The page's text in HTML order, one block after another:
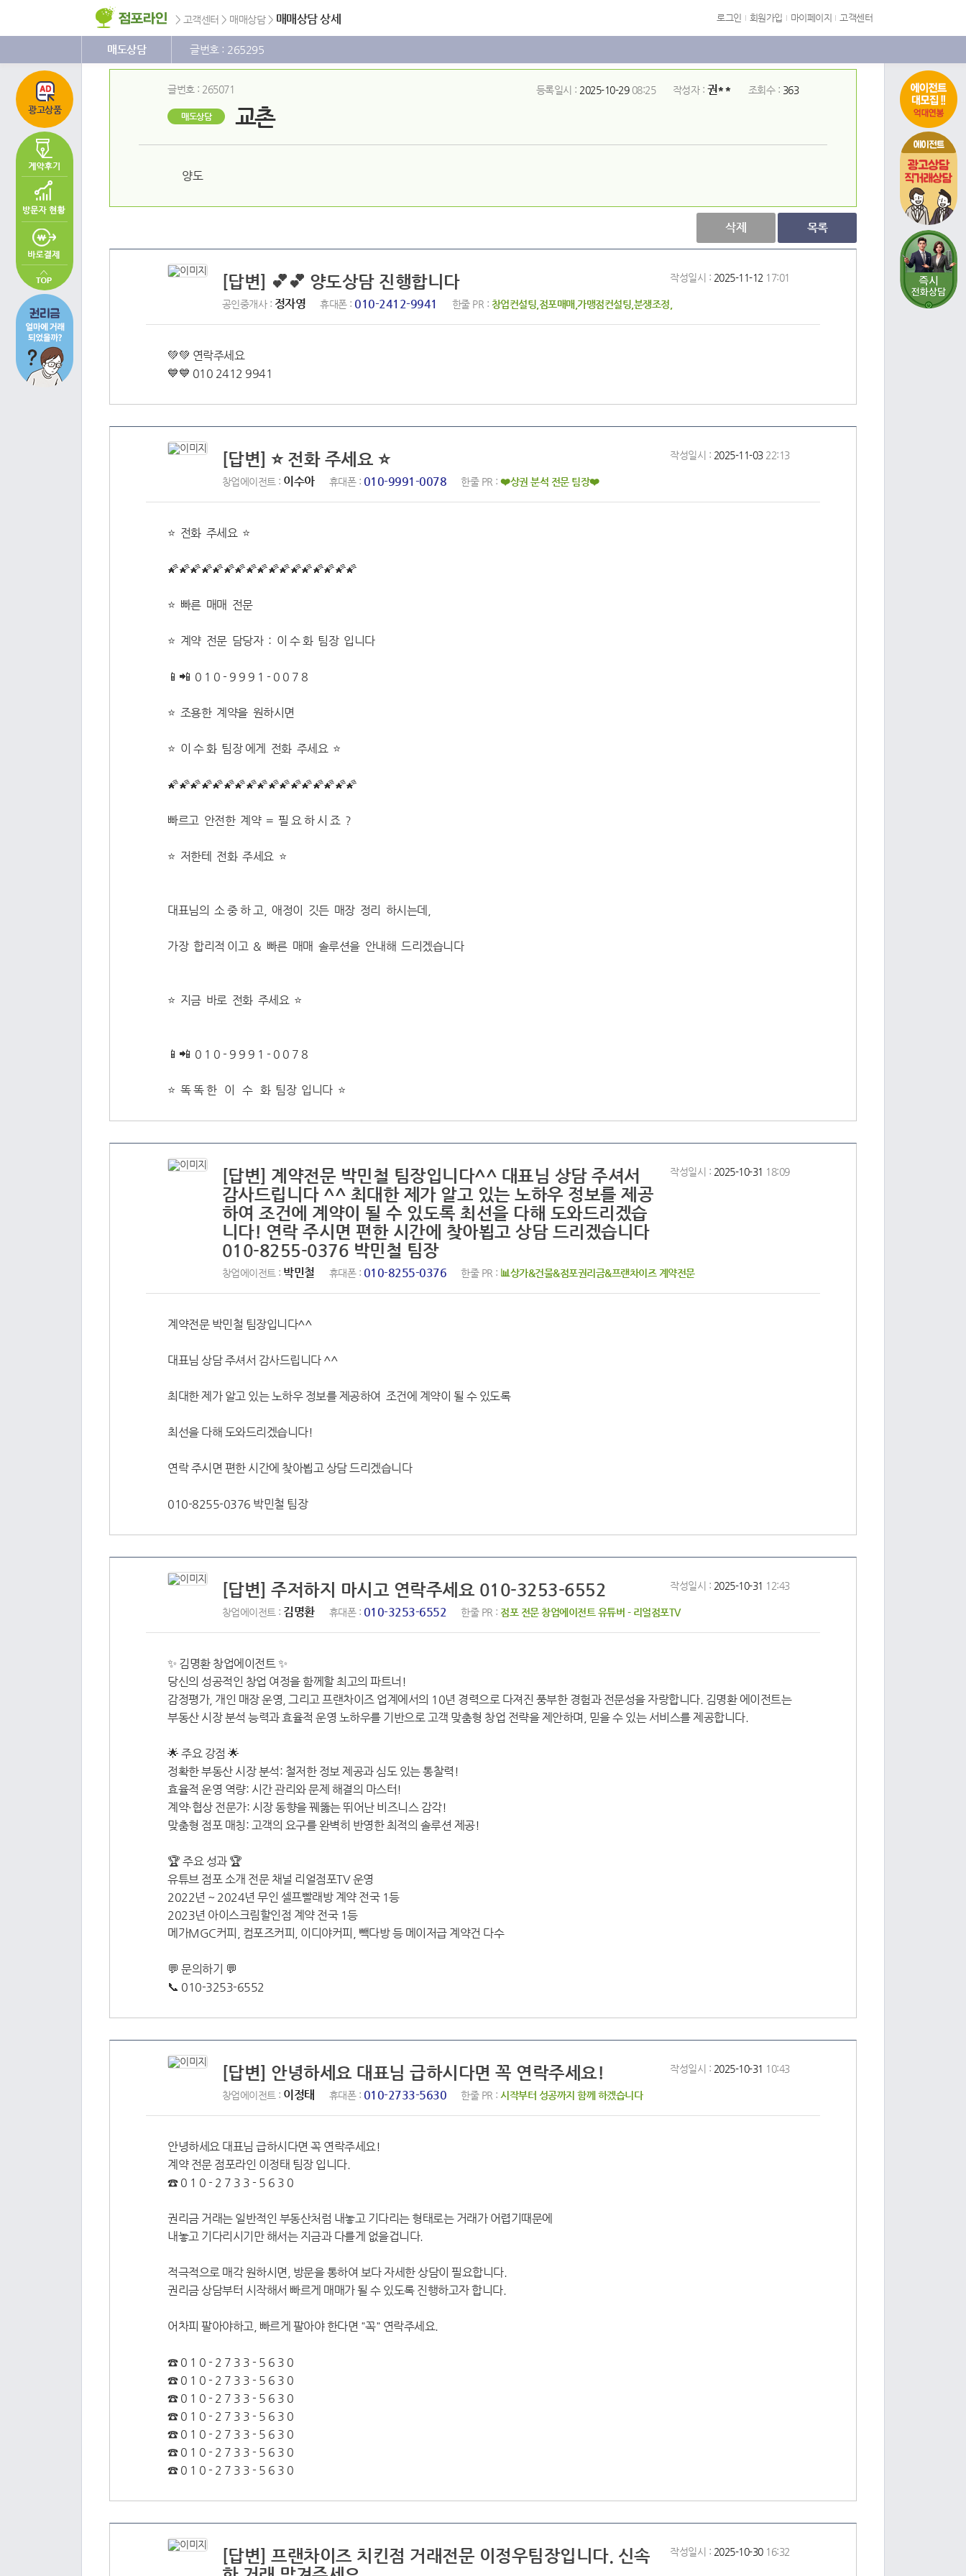
바
기
로
뉴
가
> 고객센터 > 매매상담 > 매매상담 상세 로그인 회원가입 마이페이지 고객센터
매도상담 글번호 : 265295
광고상품
에이전트
글번호 : 265071 등록일시 : 2025-10-2908:25 작성자 : 권** 조회수 : 363
매도상담 교촌
양도
삭제 목록
[답변] 💕💕 양도상담 진행합니다 작성일시 : 2025-11-12 17:01
공인중개사 : 정자영 휴대폰 : 010-2412-9941 한줄 PR : 창업컨설팅,점포매매,가맹점컨설팅,분쟁조정,
💚💚 연락주세요
💙💙 010 2412 9941
[답변] ⭐️ 전화 주세요 ⭐️ 작성일시 : 2025-11-0322:13
창업에이전트 : 이수아 휴대폰 : 010-9991-0078 한줄 PR : ❤️상권 분석 전문 팀장❤️
⭐️ 전화 주세요 ⭐️
🌠🌠🌠🌠🌠🌠🌠🌠🌠🌠🌠🌠🌠🌠🌠🌠🌠
⭐ 빠른 매매 전문
⭐ 계약 전문 담당자 : 이 수 화 팀장 입니다
📱📲 0 1 0 - 9 9 9 1 - 0 0 7 8
⭐ 조용한 계약을 원하시면
⭐️ 이 수 화 팀장 에게 전화 주세요 ⭐️
🌠🌠🌠🌠🌠🌠🌠🌠🌠🌠🌠🌠🌠🌠🌠🌠🌠
빠르고 안전한 계약 = 필 요 하 시 죠 ?
⭐️ 저한테 전화 주세요 ⭐️
대표님의 소 중 하 고, 애정이 깃든 매장 정리 하시는데,
가장 합리적 이고 & 빠른 매매 솔루션을 안내해 드리겠습니다
⭐ 지금 바로 전화 주세요 ⭐
📱📲 0 1 0 - 9 9 9 1 - 0 0 7 8
⭐️ 똑 똑 한 이 수 화 팀장 입니다 ⭐
[답변] 계약전문 박민철 팀장입니다^^ 대표님 상담 주셔서
감사드립니다 ^^ 최대한 제가 알고 있는 노하우 정보를 제공
하여 조건에 계약이 될 수 있도록 최선을 다해 도와드리겠습
니다! 연락 주시면 편한 시간에 찾아뵙고 상담 드리겠습니다
010-8255-0376 박민철 팀장
작성일시 : 2025-10-31 18:09
창업에이전트 : 박민철 휴대폰 : 010-8255-0376 한줄 PR : 📊상가&건물&점포권리금&프랜차이즈 계약전문
계약전문 박민철 팀장입니다^^
대표님 상담 주셔서 감사드립니다 ^^
최대한 제가 알고 있는 노하우 정보를 제공하여 조건에 계약이 될 수 있도록
최선을 다해 도와드리겠습니다!
연락 주시면 편한 시간에 찾아뵙고 상담 드리겠습니다
010-8255-0376 박민철 팀장
[답변] 주저하지 마시고 연락주세요 010-3253-6552 작성일시 : 2025-10-31 12:43
창업에이전트 : 김명환 휴대폰 : 010-3253-6552 한줄 PR : 점포 전문 창업에이전트 유튜버 - 리얼점포TV
✨ 김명환 창업에이전트 ✨
당신의 성공적인 창업 여정을 함께할 최고의 파트너!
감정평가, 개인 매장 운영, 그리고 프랜차이즈 업계에서의 10년 경력으로 다져진 풍부한 경험과 전문성을 자랑합니다. 김명환 에이전트는
부동산 시장 분석 능력과 효율적 운영 노하우를 기반으로 고객 맞춤형 창업 전략을 제안하며, 믿을 수 있는 서비스를 제공합니다.
🌟 주요 강점 🌟
정확한 부동산 시장 분석: 철저한 정보 제공과 심도 있는 통찰력!
효율적 운영 역량: 시간 관리와 문제 해결의 마스터!
계약·협상 전문가: 시장 동향을 꿰뚫는 뛰어난 비즈니스 감각!
맞춤형 점포 매칭: 고객의 요구를 완벽히 반영한 최적의 솔루션 제공!
🏆 주요 성과 🏆
유튜브 점포 소개 전문 채널 리얼점포TV 운영
2022년 ~ 2024년 무인 셀프빨래방 계약 전국 1등
2023년 아이스크림할인점 계약 전국 1등
메가MGC커피, 컴포즈커피, 이디야커피, 빽다방 등 메이저급 계약건 다수
💬 문의하기 💬
📞 010-3253-6552
[답변] 안녕하세요 대표님 급하시다면 꼭 연락주세요! 작성일시 : 2025-10-31 10:43
창업에이전트 : 이정태 휴대폰 : 010-2733-5630 한줄 PR : 시작부터 성공까지 함께 하겠습니다
안녕하세요 대표님 급하시다면 꼭 연락주세요!
계약 전문 점포라인 이정태 팀장 입니다.
☎ 0 1 0 - 2 7 3 3 - 5 6 3 0
권리금 거래는 일반적인 부동산처럼 내놓고 기다리는 형태로는 거래가 어렵기때문에
내놓고 기다리시기만 해서는 지금과 다를게 없을겁니다.
적극적으로 매각 원하시면, 방문을 통하여 보다 자세한 상담이 필요합니다.
권리금 상담부터 시작해서 빠르게 매매가 될 수 있도록 진행하고자 합니다.
어차피 팔아야하고, 빠르게 팔아야 한다면 "꼭" 연락주세요.
☎ 0 1 0 - 2 7 3 3 - 5 6 3 0
☎ 0 1 0 - 2 7 3 3 - 5 6 3 0
☎ 0 1 0 - 2 7 3 3 - 5 6 3 0
☎ 0 1 0 - 2 7 3 3 - 5 6 3 0
☎ 0 1 0 - 2 7 3 3 - 5 6 3 0
☎ 0 1 0 - 2 7 3 3 - 5 6 3 0
☎ 0 1 0 - 2 7 3 3 - 5 6 3 0
[답변] 프랜차이즈 치킨점 거래전문 이정우팀장입니다. 신속
작성일시 : 2025-10-3016:32